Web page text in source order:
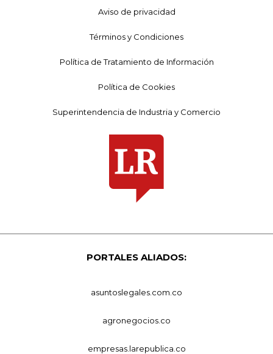
Aviso de privacidad
Términos y Condiciones
Política de Tratamiento de Información
Política de Cookies
Superintendencia de Industria y Comercio
PORTALES ALIADOS:
asuntoslegales.com.co
agronegocios.co
empresas.larepublica.co